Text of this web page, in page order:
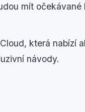
mít očekávané
která nabízí
návody.